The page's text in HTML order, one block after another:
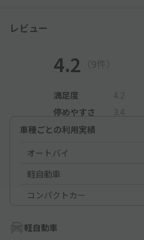
レビュー
4.2 （9件）
満足度 4.2
停めやすさ
3.4
車種ごとの利用実績
オートバイ
軽自動車
コンパクトカー
軽自動車